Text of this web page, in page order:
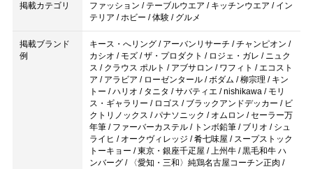
掲載カテゴリ
ファッション / テーブルウエア / キッチンウエア / イン
テリア / ホビー / 体験 / グルメ
掲載ブランド
例
キース・へリング / アーバンリサーチ / チャンピオン /
カシオ / モズ / ザ・プロダクト / ロジェ・ガレ / ニュク
ス / クラウス ポルト / アブサロン / ワフィト / エコスト
ア / アラビア / ローゼンタール / ボダム / 柳宗理 / キン
トー / ハリオ / タニタ / サバティエ / nishikawa / モリ
ス・ギャラリー / ロゴス / ブラックアンドデッカー / ビ
クトリノックス / パナソニック / オムロン / セーラー万
年筆 / ファーバーカステル / トンボ鉛筆 / ブリオ / シュ
ライヒ / オークヴィレッジ / 肴七味屋 / スープストック
トーキョー / 東京・銀座千疋屋 / 上州牛 / 黒毛和牛 ハ
ンバーグ / 〈愛知・三和〉純鶏名古屋コーチン正肉 /